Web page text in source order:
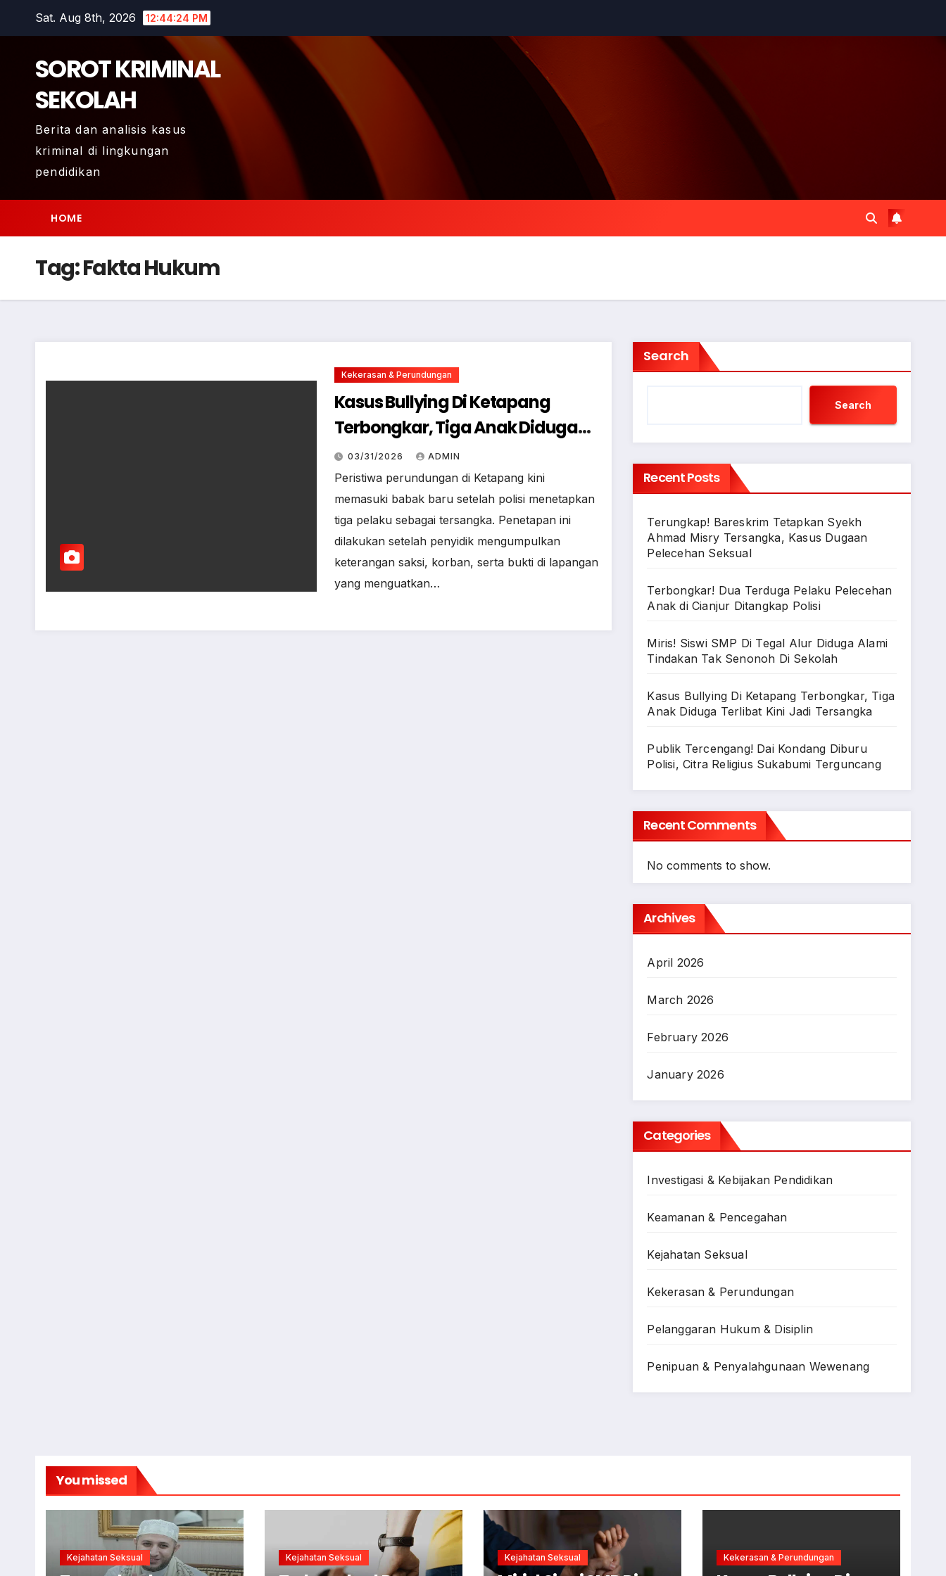
Sat. Aug 8th, 2026 12:44:25 PM
SOROT KRIMINAL
SEKOLAH
Berita dan analisis kasus
kriminal di lingkungan
pendidikan
HOME
Tag:Fakta Hukum
Kekerasan & Perundungan
Kasus Bullying Di Ketapang
Terbongkar, Tiga Anak Diduga
Terlibat Kini Jadi Tersangka
03/31/2026 ADMIN
Peristiwa perundungan di Ketapang kini
memasuki babak baru setelah polisi menetapkan
tiga pelaku sebagai tersangka. Penetapan ini
dilakukan setelah penyidik mengumpulkan
keterangan saksi, korban, serta bukti di lapangan
yang menguatkan…
Search
Search
Recent Posts
Terungkap! Bareskrim Tetapkan Syekh
Ahmad Misry Tersangka, Kasus Dugaan
Pelecehan Seksual
Terbongkar! Dua Terduga Pelaku Pelecehan
Anak di Cianjur Ditangkap Polisi
Miris! Siswi SMP Di Tegal Alur Diduga Alami
Tindakan Tak Senonoh Di Sekolah
Kasus Bullying Di Ketapang Terbongkar, Tiga
Anak Diduga Terlibat Kini Jadi Tersangka
Publik Tercengang! Dai Kondang Diburu
Polisi, Citra Religius Sukabumi Terguncang
Recent Comments
No comments to show.
Archives
April 2026
March 2026
February 2026
January 2026
Categories
Investigasi & Kebijakan Pendidikan
Keamanan & Pencegahan
Kejahatan Seksual
Kekerasan & Perundungan
Pelanggaran Hukum & Disiplin
Penipuan & Penyalahgunaan Wewenang
You missed
Kejahatan Seksual Kejahatan Seksual Kejahatan Seksual Kekerasan & Perundungan